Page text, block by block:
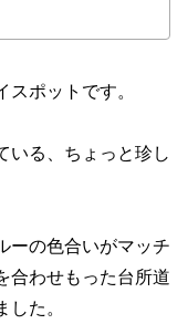
ポットです。
いる、ちょっと珍し
ーの色合いがマッチ
合わせもった台所道
た。